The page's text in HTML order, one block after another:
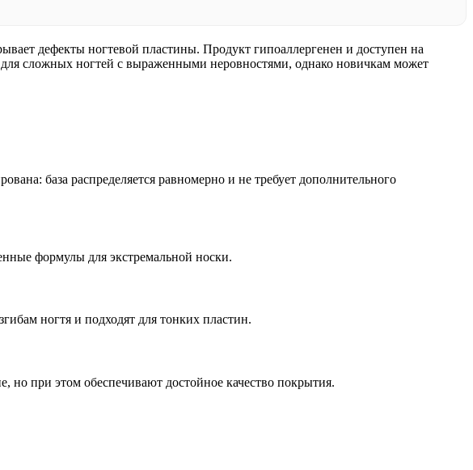
дефекты ногтевой пластины. Продукт гипоаллергенен и доступен на
сложных ногтей с выраженными неровностями, однако новичкам может
база распределяется равномерно и не требует дополнительного
формулы для экстремальной носки.
ногтя и подходят для тонких пластин.
при этом обеспечивают достойное качество покрытия.